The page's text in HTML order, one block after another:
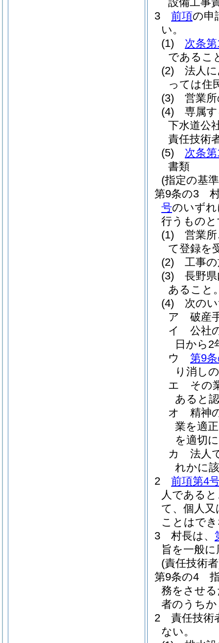
3
前項の申
い。
(1)
次条
であるこ
(2)
法人
っては住
(3)
営業
(4)
専属
下水道公
責任技術
(5)
次条
書類
(指定の基
第9条の3
号のいず
行うもの
(1)
営業
て登録を
(2)
工事
(3)
長野
あること
(4)
次の
ア
破産
イ
公社
日から2
ウ
第9
り消し
エ
その
あると
オ
精神
業を適
を適切
カ
法人
れかに
2
前項第4
人である
て、個人
ことはで
3
村長は、
旨を一般
(責任技術
第9条の4
務をさせ
者のうち
2
責任技術
ない。